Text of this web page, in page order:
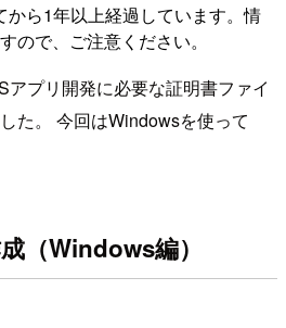
から1年以上経過しています。情
ので、ご注意ください。
アプリ開発に必要な証明書ファイ
た。 今回はWindowsを使って
（Windows編）